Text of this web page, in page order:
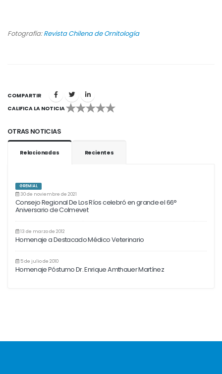
Fotografía:Revista Chilena de Ornitología
COMPARTIR
CALIFICA LA NOTICIA
1 2 3 4 5
OTRAS NOTICIAS
Relacionadas Recientes
GREMIAL
30 de noviembre de 2021
Consejo Regional De Los Ríos celebró en grande el 66°
Aniversario de Colmevet
13 de marzo de 2012
Homenaje a Destacado Médico Veterinario
5 de julio de 2010
Homenaje Póstumo Dr. Enrique Amthauer Martínez